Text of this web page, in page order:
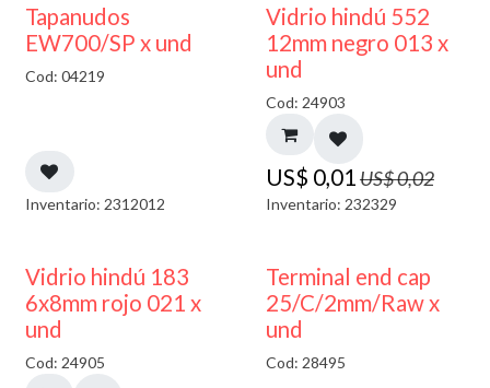
50% DESCUENTO
Tapanudos
EW700/SP x und
Cod: 04219
Inventario: 2312012
40% DESCUENTO
Vidrio hindú 552
12mm negro 013 x
und
Cod: 24903
US$ 0,01US$0,02
Inventario: 232329
40% DESCUENTO
Vidrio hindú 183
6x8mm rojo 021 x
und
Cod: 24905
Terminal end cap
25/C/2mm/Raw x
und
Cod: 28495